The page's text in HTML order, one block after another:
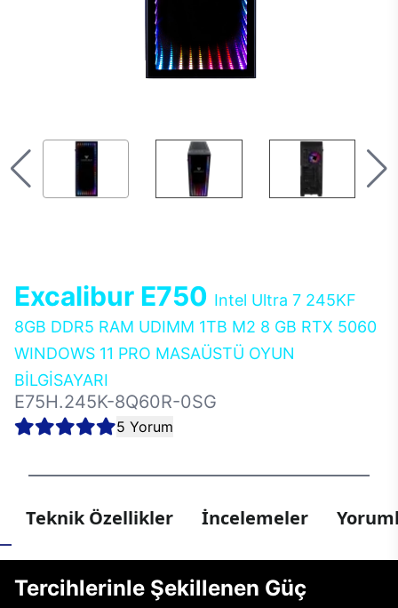
Excalibur E750 Intel Ultra 7 245KF
8GB DDR5 RAM UDIMM 1TB M2 8 GB RTX 5060
WINDOWS 11 PRO MASAÜSTÜ OYUN
BİLGİSAYARI
E75H.245K-8Q60R-0SG
5 Yorum
Teknik Özellikler İncelemeler
Tercihlerinle Şekillenen Güç